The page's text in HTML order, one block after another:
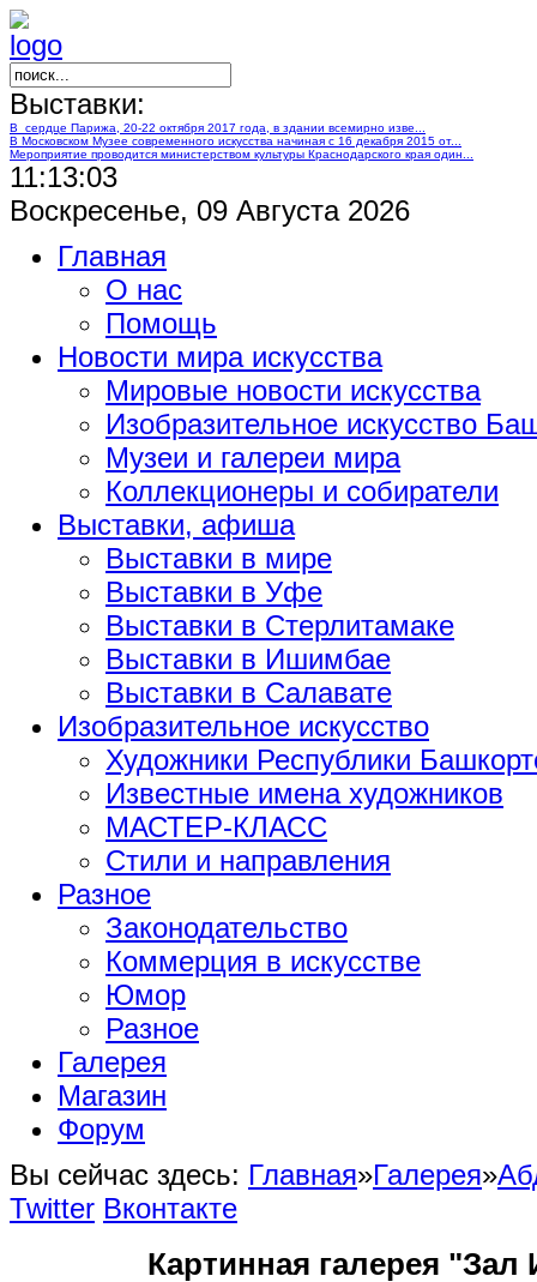
Выставки:
В сердце Парижа, 20-22 октября 2017 года, в здании всемирно изве...
В Московском Музее современного искусства начиная с 16 декабря 2015 от...
Мероприятие проводится министерством культуры Краснодарского края один...
11:13:04
Воскресенье, 09 Августа 2026
Главная
О нас
Помощь
Новости мира искусства
Мировые новости искусства
Изобразительное искусство
Музеи и галереи мира
Коллекционеры и собиратели
Выставки, афиша
Выставки в мире
Выставки в Уфе
Выставки в Стерлитамаке
Выставки в Ишимбае
Выставки в Салавате
Изобразительное искусство
Художники Республики
Известные имена художников
МАСТЕР-КЛАСС
Стили и направления
Разное
Законодательство
Коммерция в искусстве
Юмор
Разное
Галерея
Магазин
Форум
Вы сейчас здесь: Главная»Галерея»
Twitter Вконтакте
Картинная галерея "Зал